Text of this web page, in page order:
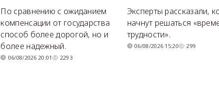
По сравнению с ожиданием
компенсации от государства
способ более дорогой, но и
более надежный.
06/08/2026 20:01 2293
Эксперты рассказали,
начнут решаться
трудности».
06/08/2026 15:20 299